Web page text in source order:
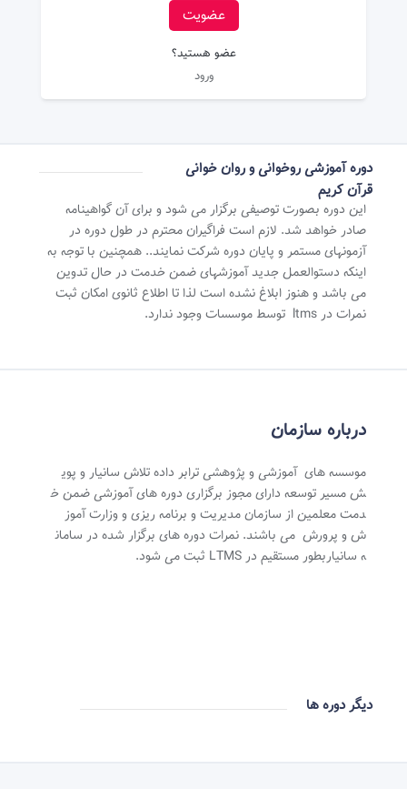
عضویت
عضو هستید؟
ورود
دوره آموزشی روخوانی و روان خوانی
قرآن کریم
این دوره بصورت توصیفی برگزار می شود و برای آن گواهینامه
صادر خواهد شد. لازم است فراگیران محترم در طول دوره در
آزمونهای مستمر و پایان دوره شرکت نمایند.. همچنین با توجه به
اینکه دستوالعمل جدید آموزشهای ضمن خدمت در حال تدوین
می باشد و هنوز ابلاغ نشده است لذا تا اطلاع ثانوی امکان ثبت
نمرات در ltms توسط موسسات وجود ندارد.
درباره سازمان
موسسه های آموزشی و پژوهشی ترابر داده تلاش سانیار و پوی
ش مسیر توسعه دارای مجوز برگزاری دوره های آموزشی ضمن خ
دمت معلمین از سازمان مدیریت و برنامه ریزی و وزارت آموز
ش و پرورش می باشند. نمرات دوره های برگزار شده در سامان
ه سانیاربطور مستقیم در LTMS ثبت می شود.
دیگر دوره ها